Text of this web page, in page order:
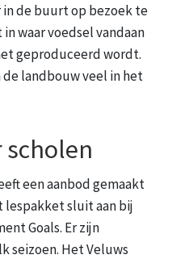
in de buurt op bezoek te
waar voedsel vandaan
geproduceerd wordt.
landbouw veel in het
scholen
een aanbod gemaakt
sluit aan bij
Goals. Er zijn
seizoen. Het Veluws